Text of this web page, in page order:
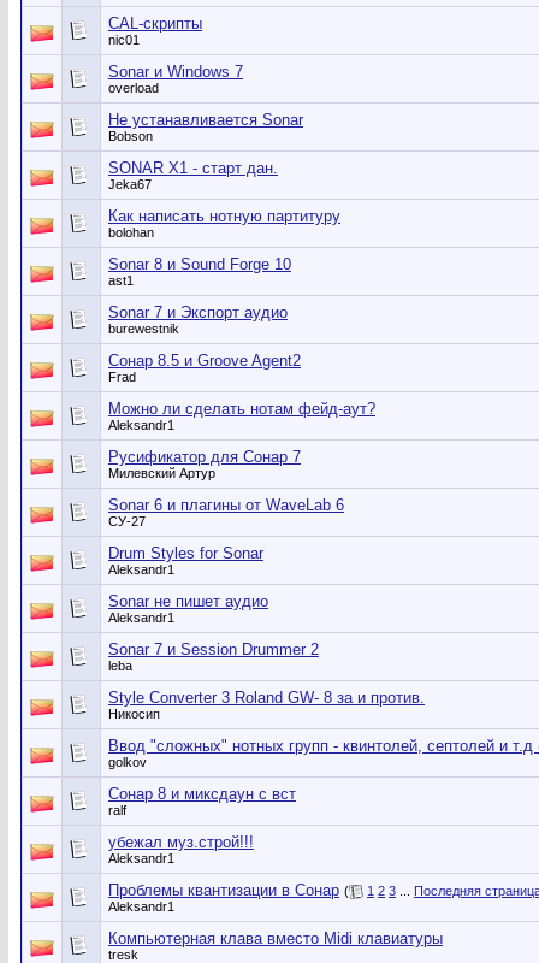
CAL-скрипты
nic01
Sonar и Windows 7
overload
Не устанавливается Sonar
Bobson
SONAR X1 - старт дан.
Jeka67
Как написать нотную партитуру
bolohan
Sonar 8 и Sound Forge 10
ast1
Sonar 7 и Экспорт аудио
burewestnik
Сонар 8.5 и Groove Agent2
Frad
Можно ли сделать нотам фейд-аут?
Aleksandr1
Русификатор для Сонар 7
Милевский Артур
Sonar 6 и плагины от WaveLab 6
СУ-27
Drum Styles for Sonar
Aleksandr1
Sonar не пишет аудио
Aleksandr1
Sonar 7 и Session Drummer 2
leba
Style Converter 3 Roland GW- 8 за и против.
Никосип
Ввод "сложных" нотных групп - квинтолей, септолей и т.д
golkov
Сонар 8 и миксдаун с вст
ralf
убежал муз.строй!!!
Aleksandr1
Проблемы квантизации в Сонар ( 1 2 3
Последняя
Aleksandr1
Компьютерная клава вместо Midi клавиатуры
tresk